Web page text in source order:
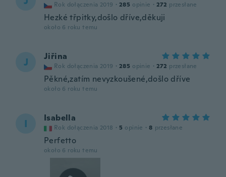
Rok dołączenia 2019 · 285 opinie · 272 przesłane
Hezké třpitky,došlo dříve,děkuji
około 6 roku temu
J Jiřina
Rok dołączenia 2019 · 285 opinie · 272 przesłane
Pěkné,zatím nevyzkoušené,došlo dříve
około 6 roku temu
I Isabella
Rok dołączenia 2018 · 5 opinie · 8 przesłane
Perfetto
około 6 roku temu